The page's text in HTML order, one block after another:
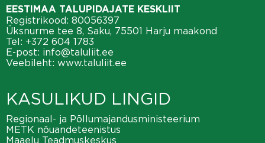
EESTIMAA TALUPIDAJATE KESKLIIT
Registrikood: 80056397
Üksnurme tee 8, Saku, 75501 Harju maakond
Tel: +372 604 1783
E-post: info@taluliit.ee
Veebileht: www.taluliit.ee
KASULIKUD LINGID
Regionaal- ja Põllumajandusministeerium
METK nõuandeteenistus
Maaelu Teadmuskeskus